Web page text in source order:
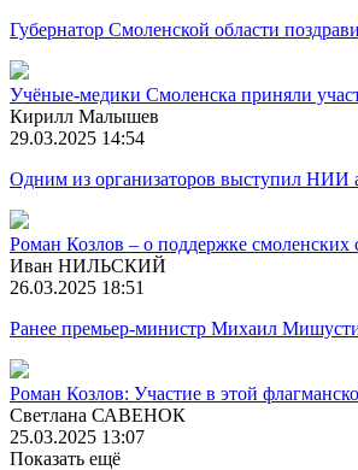
Губернатор Смоленской области
Учёные-медики Смоленска приняли
Кирилл Малышев
29.03.2025 14:54
Одним из организаторов выступил НИИ
Роман Козлов – о поддержке смоленских
Иван НИЛЬСКИЙ
26.03.2025 18:51
Ранее премьер-министр Михаил
Роман Козлов: Участие в этой
Светлана САВЕНОК
25.03.2025 13:07
Показать ещё